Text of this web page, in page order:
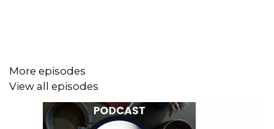
More episodes
View all episodes